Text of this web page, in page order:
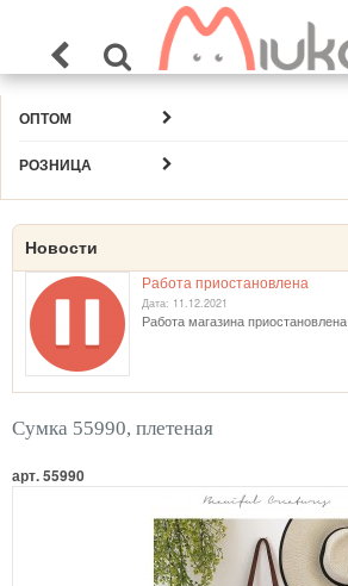
ОПТОМ
РОЗНИЦА
Новости
Работа приостановлена
Дата: 11.12.2021
Работа магазина приостановлена
Сумка 55990, плетеная
арт. 55990